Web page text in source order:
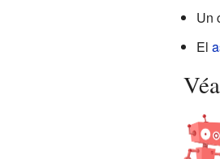
Un
El